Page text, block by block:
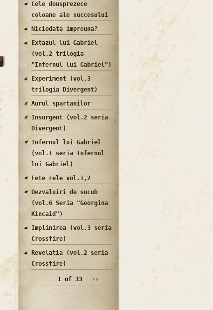
Cele dousprezece
coloane ale succesului
Niciodata impreuna?
Extazul lui Gabriel
(vol.2 trilogia
"Infernul lui Gabriel")
Experiment (vol.3
trilogia Divergent)
Aurul spartanilor
Insurgent (vol.2 seria
Divergent)
Infernul lui Gabriel
(vol.1 seria Infernul
lui Gabriel)
Fete rele vol.1,2
Dezvaluiri de sucub
(vol.6 Seria "Georgina
Kincaid")
Implinirea (vol.3 seria
Crossfire)
Revelatia (vol.2 seria
Crossfire)
1 of 33 ››